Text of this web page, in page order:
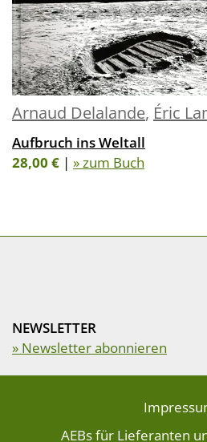
Arnaud Delalande, Éric
Aufbruch ins Weltall
28,00 € | » zum Buch
NEWSLETTER
» Newsletter abonnieren
AEBs für Lieferanten